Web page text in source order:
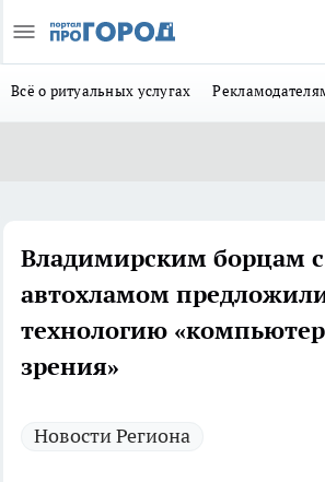
Всё о ритуальных услугах
Владимирским борцам с
автохламом
технологию
зрения»
Новости Региона